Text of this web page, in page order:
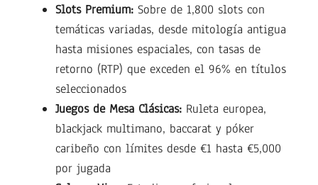
Slots Premium: Sobre de 1,800 slots con
temáticas variadas, desde mitología antigua
hasta misiones espaciales, con tasas de
retorno (RTP) que exceden el 96% en títulos
seleccionados
Juegos de Mesa Clásicas: Ruleta europea,
blackjack multimano, baccarat y póker
caribeño con límites desde €1 hasta €5,000
por jugada